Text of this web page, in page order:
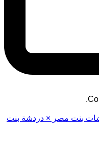
شات بنت مصر × دردشة بنت